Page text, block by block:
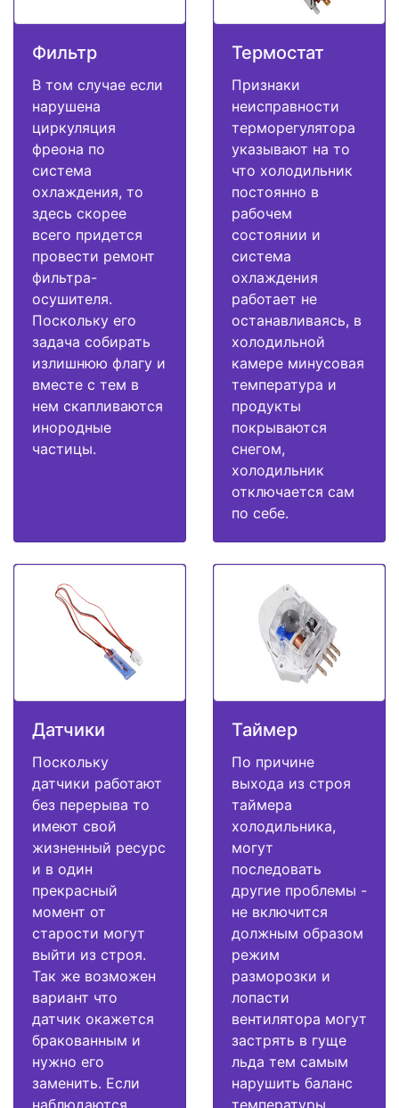
Фильтр
В том случае если
нарушена
циркуляция
фреона по
система
охлаждения, то
здесь скорее
всего придется
провести ремонт
фильтра-
осушителя.
Поскольку его
задача собирать
излишнюю флагу и
вместе с тем в
нем скапливаются
инородные
частицы.
Термостат
Признаки
неисправности
терморегулятора
указывают на то
что холодильник
постоянно в
рабочем
состоянии и
система
охлаждения
работает не
останавливаясь, в
холодильной
камере минусовая
температура и
продукты
покрываются
снегом,
холодильник
отключается сам
по себе.
Датчики
Поскольку
датчики работают
без перерыва то
имеют свой
жизненный ресурс
и в один
прекрасный
момент от
старости могут
выйти из строя.
Так же возможен
вариант что
датчик окажется
бракованным и
нужно его
заменить. Если
Таймер
По причине
выхода из строя
таймера
холодильника,
могут
последовать
другие проблемы -
не включится
должным образом
режим
разморозки и
лопасти
вентилятора могут
застрять в гуще
льда тем самым
нарушить баланс